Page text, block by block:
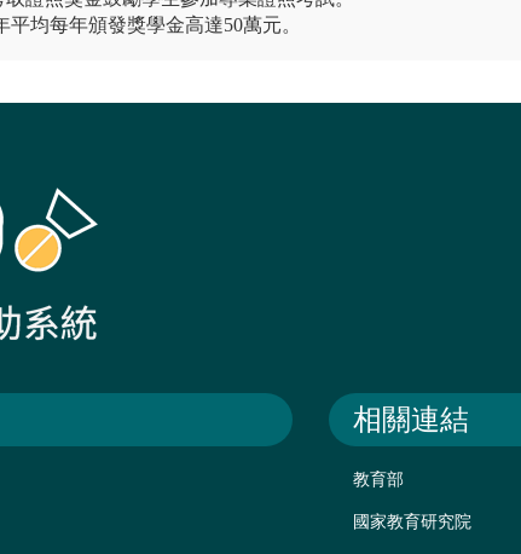
均每年頒發獎學金高達50萬元。
相關連結
教育部
國家教育研究院